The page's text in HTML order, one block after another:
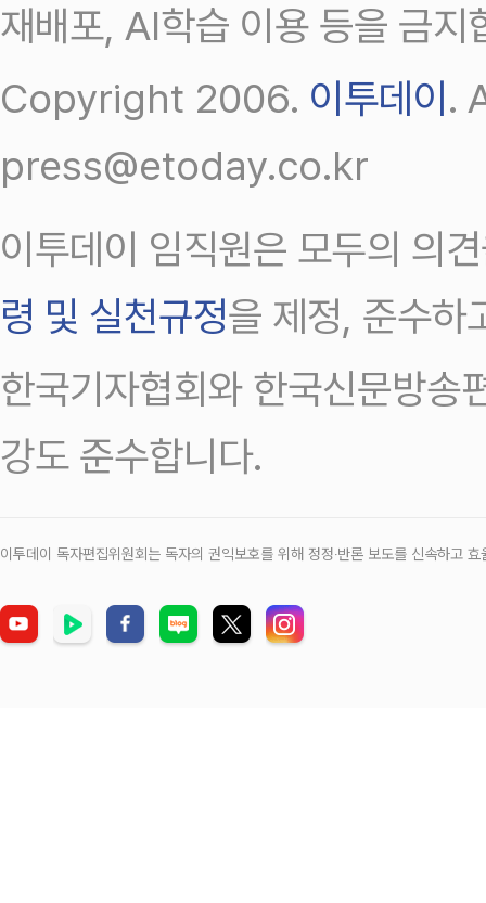
재배포, AI학습 이용 등을 금지
Copyright 2006. 이투데이.
press@etoday.co.kr
이투데이 임직원은 모두의 의
령 및 실천규정을 제정, 준수하
한국기자협회와 한국신문방송
강도 준수합니다.
이투데이 독자편집위원회는 독자의 권익보호를 위해 정정‧반론 보도를 신속하고